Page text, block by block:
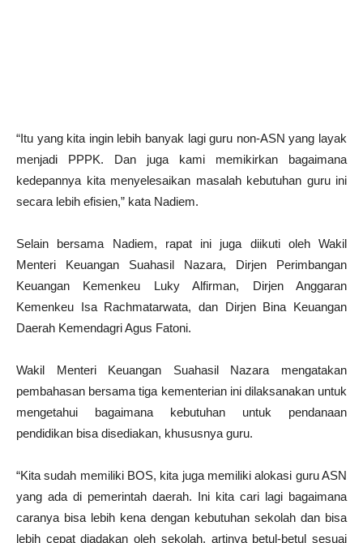
“Itu yang kita ingin lebih banyak lagi guru non-ASN yang layak
menjadi PPPK. Dan juga kami memikirkan bagaimana
kedepannya kita menyelesaikan masalah kebutuhan guru ini
secara lebih efisien,” kata Nadiem.
Selain bersama Nadiem, rapat ini juga diikuti oleh Wakil
Menteri Keuangan Suahasil Nazara, Dirjen Perimbangan
Keuangan Kemenkeu Luky Alfirman, Dirjen Anggaran
Kemenkeu Isa Rachmatarwata, dan Dirjen Bina Keuangan
Daerah Kemendagri Agus Fatoni.
Wakil Menteri Keuangan Suahasil Nazara mengatakan
pembahasan bersama tiga kementerian ini dilaksanakan untuk
mengetahui bagaimana kebutuhan untuk pendanaan
pendidikan bisa disediakan, khususnya guru.
“Kita sudah memiliki BOS, kita juga memiliki alokasi guru ASN
yang ada di pemerintah daerah. Ini kita cari lagi bagaimana
caranya bisa lebih kena dengan kebutuhan sekolah dan bisa
lebih cepat diadakan oleh sekolah, artinya betul-betul sesuai